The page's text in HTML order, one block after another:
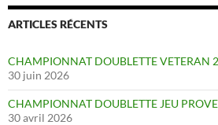
ARTICLES RÉCENTS
CHAMPIONNAT DOUBLETTE VETERAN
30 juin 2026
CHAMPIONNAT DOUBLETTE JEU
30 avril 2026